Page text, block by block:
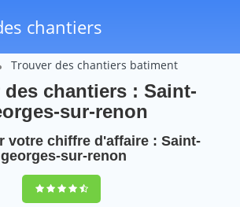
chantiers
Trouver des chantiers batiment
des chantiers : Saint-
sur-renon
votre chiffre d'affaire : Saint-
georges-sur-renon